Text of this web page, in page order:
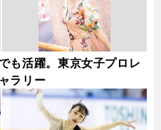
も活躍。東京女子プロレ
ラリー